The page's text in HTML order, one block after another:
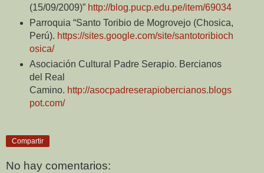
(15/09/2009)” http://blog.pucp.edu.pe/item/69034
Parroquia “Santo Toribio de Mogrovejo (Chosica,
Perú). https://sites.google.com/site/santotoribioch
osica/
Asociación Cultural Padre Serapio. Bercianos
del Real
Camino. http://asocpadreserapiobercianos.blogs
pot.com/
Compartir
No hay comentarios: